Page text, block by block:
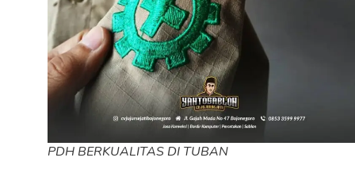
PDH BERKUALITAS DI TUBAN